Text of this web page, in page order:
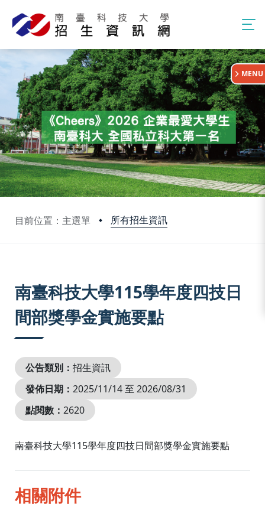
目前位置：主選單 所有招生資訊
:::
MENU
南臺科技大學115學年度四技日
間部獎學金實施要點
公告類別： 招生資訊
發佈日期： 2025/11/14 至 2026/08/31
點閱數： 2620
南臺科技大學115學年度四技日間部獎學金實施要點
相關附件